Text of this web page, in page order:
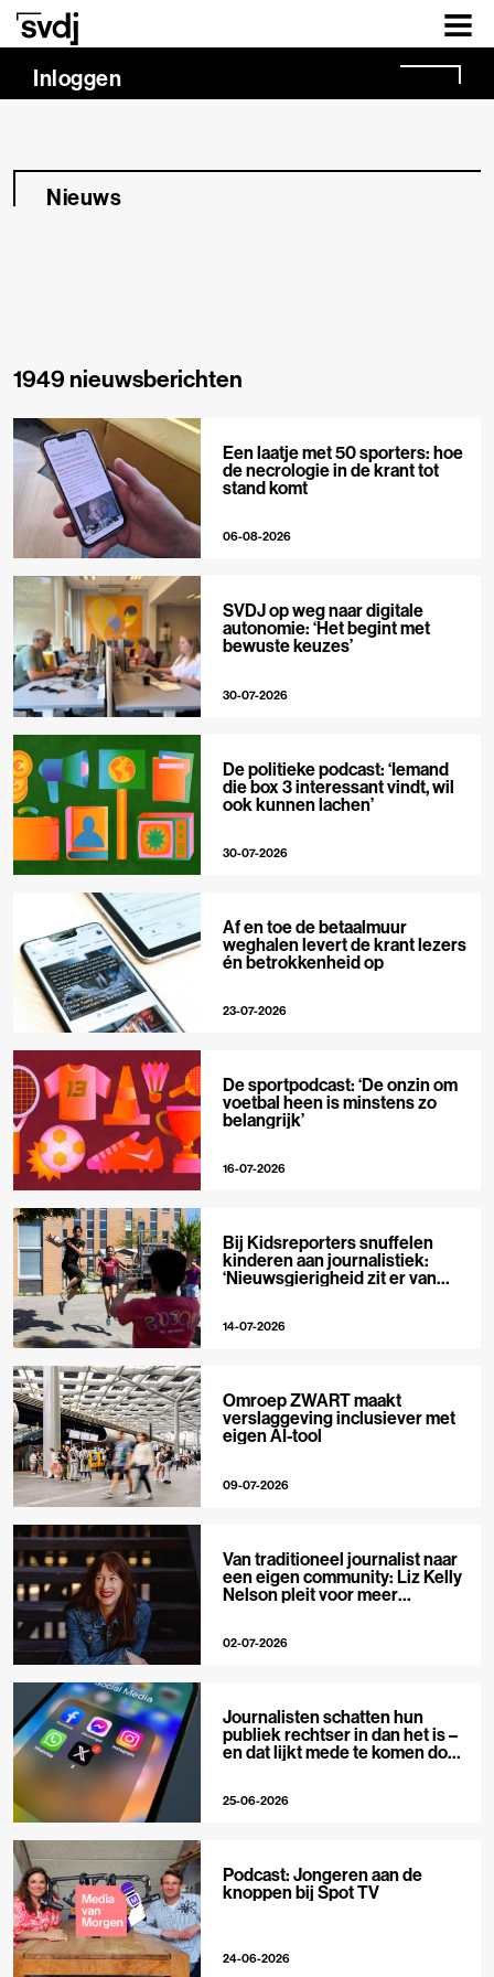
Naar hoofdinhoud
Inloggen
Nieuws
1949 nieuwsberichten
Een laatje met 50 sporters: hoe
de necrologie in de krant tot
stand komt
06-08-2026
SVDJ op weg naar digitale
autonomie: ‘Het begint met
bewuste keuzes’
30-07-2026
De politieke podcast: ‘Iemand
die box 3 interessant vindt, wil
ook kunnen lachen’
30-07-2026
Af en toe de betaalmuur
weghalen levert de krant lezers
én betrokkenheid op
23-07-2026
De sportpodcast: ‘De onzin om
voetbal heen is minstens zo
belangrijk’
16-07-2026
Bij Kidsreporters snuffelen
kinderen aan journalistiek:
‘Nieuwsgierigheid zit er van
14-07-2026
Omroep ZWART maakt
verslaggeving inclusiever met
eigen AI-tool
09-07-2026
Van traditioneel journalist naar
een eigen community: Liz Kelly
Nelson pleit voor meer
02-07-2026
Journalisten schatten hun
publiek rechtser in dan het is –
en dat lijkt mede te komen door
25-06-2026
Podcast: Jongeren aan de
knoppen bij Spot TV
24-06-2026